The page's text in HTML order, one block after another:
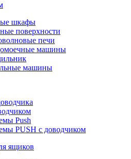
шкафы
поверхности
печи
машины
машины
Push
PUSH с доводчиком
ящиков